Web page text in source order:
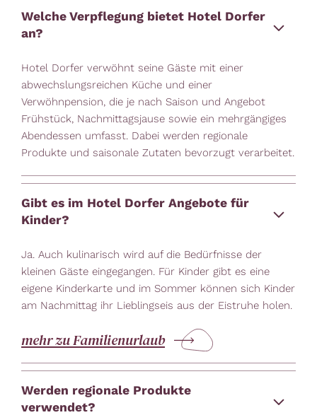
Welche Verpflegung bietet Hotel Dorfer
an?
Hotel Dorfer verwöhnt seine Gäste mit einer
abwechslungsreichen Küche und einer
Verwöhnpension, die je nach Saison und Angebot
Frühstück, Nachmittagsjause sowie ein mehrgängiges
Abendessen umfasst. Dabei werden regionale
Produkte und saisonale Zutaten bevorzugt verarbeitet.
Gibt es im Hotel Dorfer Angebote für
Kinder?
Ja. Auch kulinarisch wird auf die Bedürfnisse der
kleinen Gäste eingegangen. Für Kinder gibt es eine
eigene Kinderkarte und im Sommer können sich Kinder
am Nachmittag ihr Lieblingseis aus der Eistruhe holen.
mehr zu Familienurlaub
Werden regionale Produkte
verwendet?